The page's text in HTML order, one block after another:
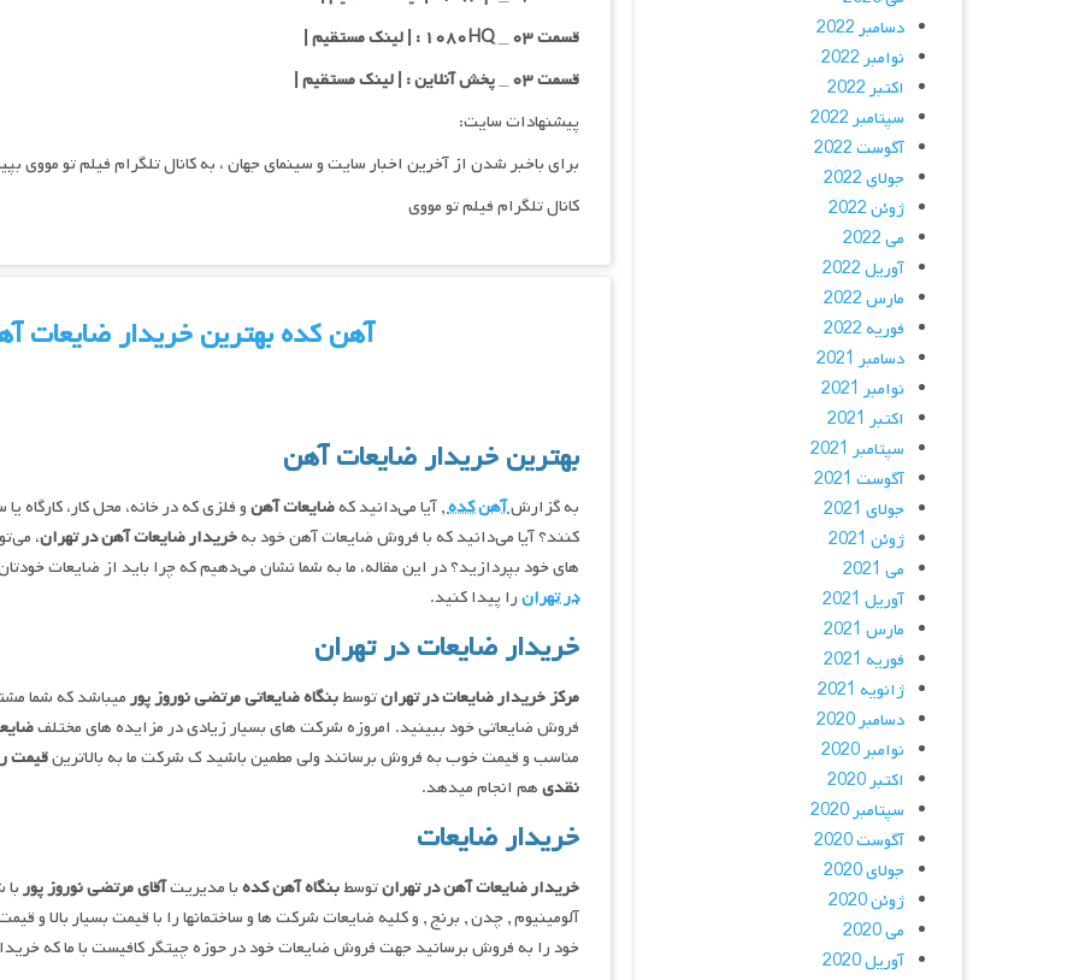
قسمت ۰۳ _ ۱۰۸۰HQ : | لینک مستقیم |
قسمت ۰۳ _ پخش آنلاین : | لینک مستقیم |
پیشنهادات سایت:
برای باخبر شدن از آخرین اخبار سایت و سینمای جهان ، به کانال تلگرام فیلم تو مووی
کانال تلگرام فیلم تو مووی
آهن کده بهترین خریدار ضایعات
بهترین خریدار ضایعات آهن
به گزارشآهن کده, آیا می‌دانید کهضایعات آهنو فلزی که در خانه، محل کار، کارگاه
کنند؟ آیا می‌دانید که با فروش ضایعات آهن خود بهخریدار ضایعات آهن در تهران،
‌های خود بپردازید؟ در این مقاله، ما به شما نشان می‌دهیم که چرا باید از ضایعات
در تهرانرا پیدا کنید.
خریدار ضایعات در تهران
مرکز خریدار ضایعات در تهرانتوسطبنگاه ضایعاتی مرتضی نوروز پورمیباشد که شما
فروش ضایعاتی خود ببینید. امروزه شرکت های بسیار زیادی در مزایده های مختلف
مناسب و قیمت خوب به فروش برسانند ولی مطمین باشید ک شرکت ما به بالاترینقیمت
نقدیهم انجام میدهد.
خریدار ضایعات
خریدار ضایعات آهن در تهرانتوسطبنگاه آهن کدهبا مدیریتآقای مرتضی نوروز پور
آلومینیوم , چدن , برنج , و کلیه ضایعات شرکت ها و ساختمانها را با قیمت بسیار بالا
خود را به فروش برسانید جهت فروش ضایعات خود در حوزه چیتگر کافیست با ما که
دسامبر 2022
نوامبر 2022
اکتبر 2022
سپتامبر 2022
آگوست 2022
جولای 2022
ژوئن 2022
می 2022
آوریل 2022
مارس 2022
فوریه 2022
دسامبر 2021
نوامبر 2021
اکتبر 2021
سپتامبر 2021
آگوست 2021
جولای 2021
ژوئن 2021
می 2021
آوریل 2021
مارس 2021
فوریه 2021
ژانویه 2021
دسامبر 2020
نوامبر 2020
اکتبر 2020
سپتامبر 2020
آگوست 2020
جولای 2020
ژوئن 2020
می 2020
آوریل 2020